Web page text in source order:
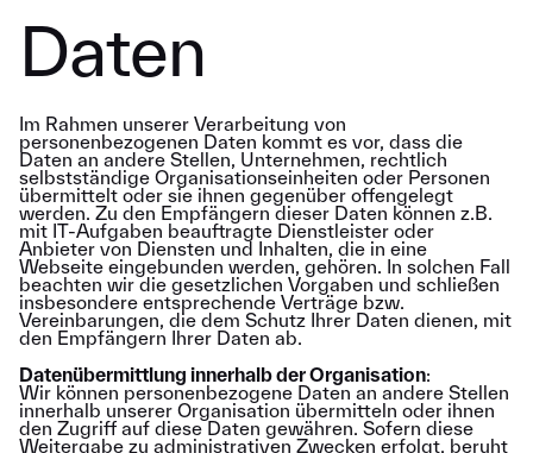
Daten
Im Rahmen unserer Verarbeitung von
personenbezogenen Daten kommt es vor, dass die
Daten an andere Stellen, Unternehmen, rechtlich
selbstständige Organisationseinheiten oder Personen
übermittelt oder sie ihnen gegenüber offengelegt
werden. Zu den Empfängern dieser Daten können z.B.
mit IT-Aufgaben beauftragte Dienstleister oder
Anbieter von Diensten und Inhalten, die in eine
Webseite eingebunden werden, gehören. In solchen Fall
beachten wir die gesetzlichen Vorgaben und schließen
insbesondere entsprechende Verträge bzw.
Vereinbarungen, die dem Schutz Ihrer Daten dienen, mit
den Empfängern Ihrer Daten ab.
Datenübermittlung innerhalb der Organisation:
Wir können personenbezogene Daten an andere Stellen
innerhalb unserer Organisation übermitteln oder ihnen
den Zugriff auf diese Daten gewähren. Sofern diese
Weitergabe zu administrativen Zwecken erfolgt, beruht